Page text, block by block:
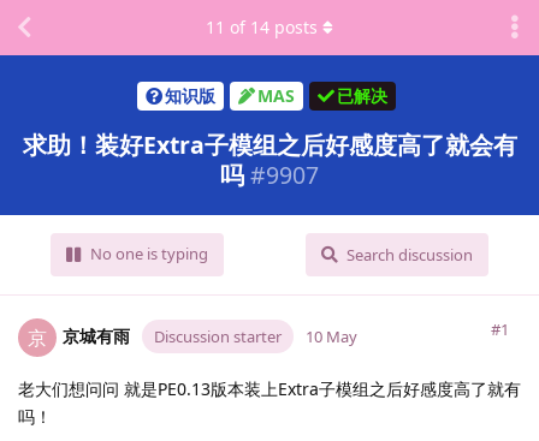
知识版 MAS 已解决
求助！装好Extra子模组之后好感度高了就会有
吗#9907
No one is typing Search discussion
11 of 14 posts
京 京城有雨 Discussion starter #1
10 May
老大们想问问 就是PE0.13版本装上Extra子模组之后好感度高了就有
吗！